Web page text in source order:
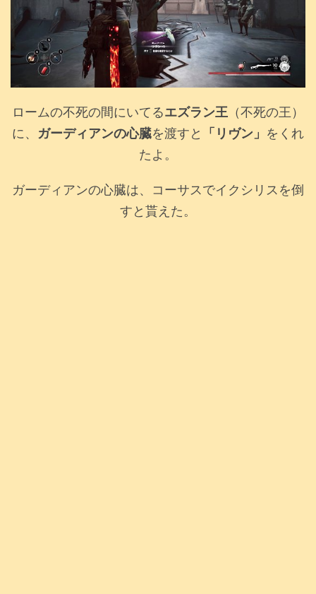
ロームの不死の間にいてるエズラン王 （不死の王）
に、 ガーディアンの心臓を渡すと 「リヴン」 をくれ
たよ。
ガーディアンの心臓は、コーサスでイクシリスを倒
すと貰えた。